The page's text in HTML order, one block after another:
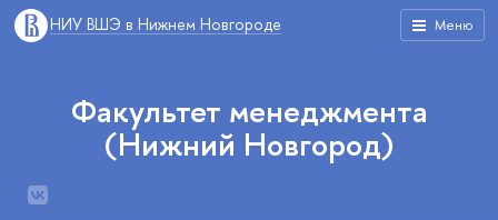
Меню
НИУ ВШЭ в Нижнем Новгороде
Факультет менеджмента
(Нижний Новгород)